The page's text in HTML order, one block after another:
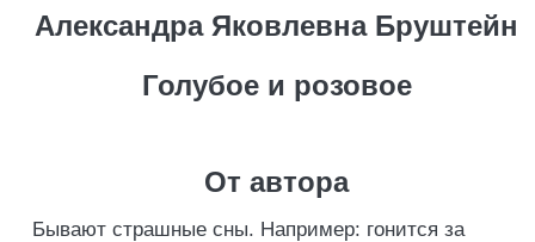
Александра Яковлевна Бруштейн
Голубое и розовое
От автора
Бывают страшные сны. Например: гонится за